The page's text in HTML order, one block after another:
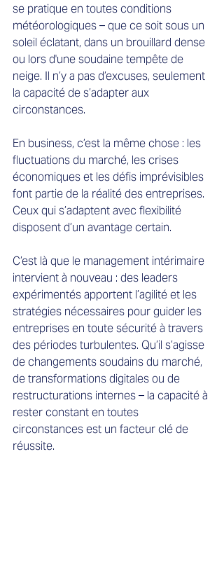
se pratique en toutes conditions
météorologiques – que ce soit sous un
soleil éclatant, dans un brouillard dense
ou lors d'une soudaine tempête de
neige. Il n’y a pas d’excuses, seulement
la capacité de s’adapter aux
circonstances.
En business, c’est la même chose : les
fluctuations du marché, les crises
économiques et les défis imprévisibles
font partie de la réalité des entreprises.
Ceux qui s’adaptent avec flexibilité
disposent d’un avantage certain.
C’est là que le management intérimaire
intervient à nouveau : des leaders
expérimentés apportent l’agilité et les
stratégies nécessaires pour guider les
entreprises en toute sécurité à travers
des périodes turbulentes. Qu’il s’agisse
de changements soudains du marché,
de transformations digitales ou de
restructurations internes – la capacité à
rester constant en toutes
circonstances est un facteur clé de
réussite.